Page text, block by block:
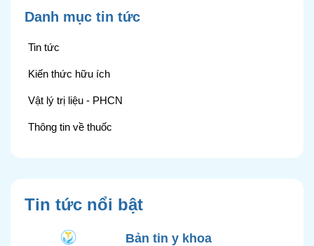
Danh mục tin tức
Tin tức
Kiến thức hữu ích
Vật lý trị liệu - PHCN
Thông tin về thuốc
Tin tức nổi bật
Bản tin y khoa